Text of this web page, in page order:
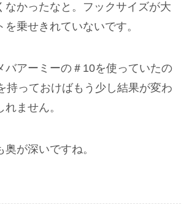
なかったなと。フックサイズが大
を乗せきれていないです。
バアーミーの＃10を使っていたの
持っておけばもう少し結果が変わ
ません。
が深いですね。